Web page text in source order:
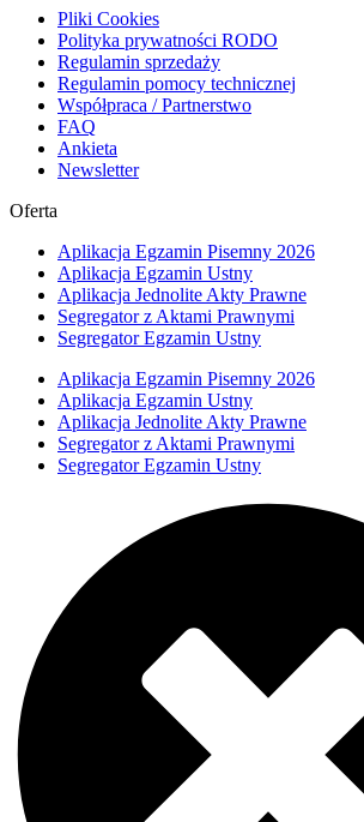
Pliki Cookies
Polityka prywatności RODO
Regulamin sprzedaży
Regulamin pomocy technicznej
Współpraca / Partnerstwo
FAQ
Ankieta
Newsletter
Oferta
Aplikacja Egzamin Pisemny 2026
Aplikacja Egzamin Ustny
Aplikacja Jednolite Akty Prawne
Segregator z Aktami Prawnymi
Segregator Egzamin Ustny
Aplikacja Egzamin Pisemny 2026
Aplikacja Egzamin Ustny
Aplikacja Jednolite Akty Prawne
Segregator z Aktami Prawnymi
Segregator Egzamin Ustny